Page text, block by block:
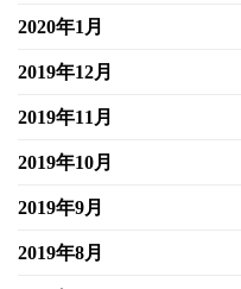
2020年1月
2019年12月
2019年11月
2019年10月
2019年9月
2019年8月